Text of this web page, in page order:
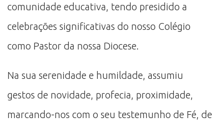
comunidade educativa, tendo presidido a
celebrações significativas do nosso Colégio
como Pastor da nossa Diocese.
Na sua serenidade e humildade, assumiu
gestos de novidade, profecia, proximidade,
marcando-nos com o seu testemunho de Fé, de